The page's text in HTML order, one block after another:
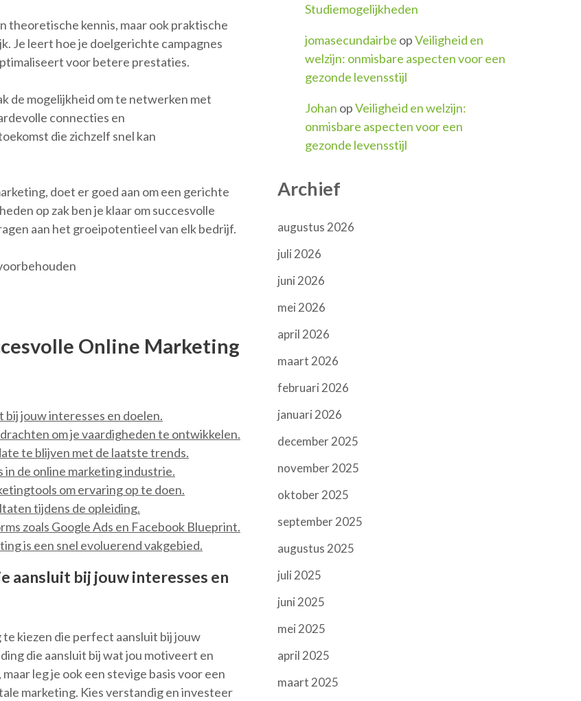
theoretische kennis, maar ook praktische
Je leert hoe je doelgerichte campagnes
voor betere prestaties.
de mogelijkheid om te netwerken met
connecties en
die zichzelf snel kan
doet er goed aan om een gerichte
op zak ben je klaar om succesvolle
aan het groeipotentieel van elk bedrijf.
Online Marketing
bij jouw interesses en doelen.
om je vaardigheden te ontwikkelen.
te blijven met de laatste trends.
de online marketing industrie.
om ervaring op te doen.
tijdens de opleiding.
zoals Google Ads en Facebook Blueprint.
is een snel evoluerend vakgebied.
aansluit bij jouw interesses en
kiezen die perfect aansluit bij jouw
die aansluit bij wat jou motiveert en
leg je ook een stevige basis voor een
marketing. Kies verstandig en investeer
Studiemogelijkheden
jomasecundairbe opVeiligheid en
welzijn: onmisbare aspecten voor een
gezonde levensstijl
Johan opVeiligheid en welzijn:
onmisbare aspecten voor een
gezonde levensstijl
Archief
augustus 2026
juli 2026
juni 2026
mei 2026
april 2026
maart 2026
februari 2026
januari 2026
december 2025
november 2025
oktober 2025
september 2025
augustus 2025
juli 2025
juni 2025
mei 2025
april 2025
maart 2025